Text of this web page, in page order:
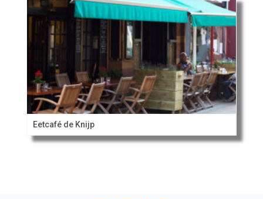
Eetcafé de Knijp